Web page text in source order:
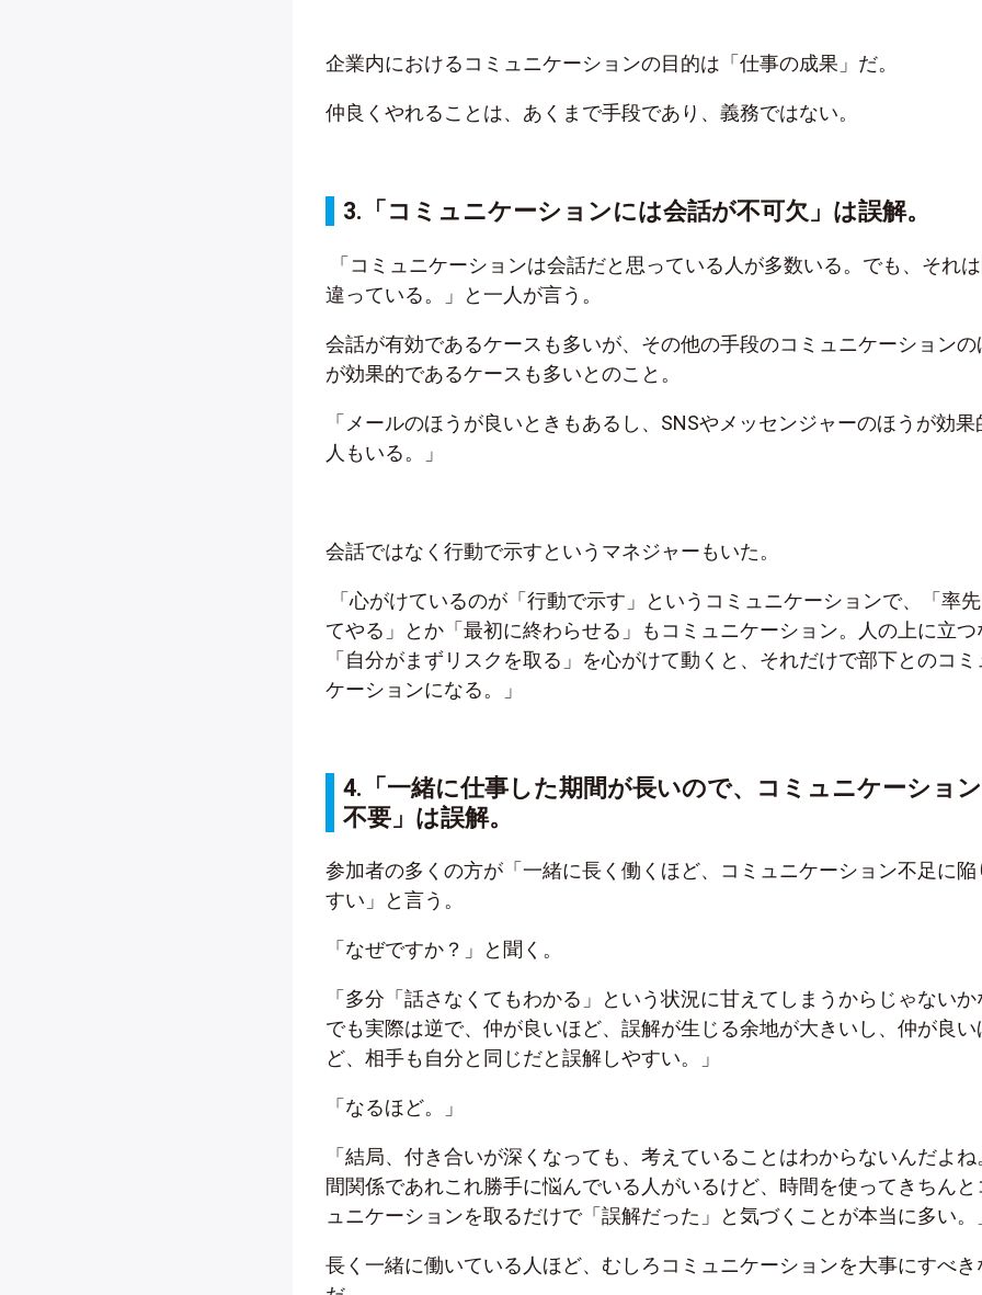
企業内におけるコミュニケーションの目的は「仕事の成果」だ。
仲良くやれることは、あくまで手段であり、義務ではない。
3.「 コミュニケーションには会話が不可欠」は誤解。
「コミュニケーションは会話だと思っている人が多数いる。 でも、それ
違っている。」と一人が言う。
会話が有効であるケースも多いが、その他の手段のコミュニケーションの
が効果的であるケースも多いとのこと。
「メールのほうが良いときもあるし、SNSやメッセンジャーのほうが効果
人もいる。」
会話ではなく行動で示すというマネジャーもいた。
「心がけているのが 「行動で示す」というコミュニケーションで、「率
てやる」とか「最初に終わらせる」もコミュニケーション。人の上に立つ
「自分がまずリスクを取る」を心がけて動くと、それだけで部下とのコミ
ケーションになる。」
4.「 一緒に仕事した期間が長いので、コミュニケーショ
不要」は誤解。
参加者の多くの方が「一緒に長く働くほど、コミュニケーション不足に陥
すい」と言う。
「なぜですか？」と聞く。
「多分「話さなくてもわかる」という状況に甘えてしまうからじゃないか
でも実際は逆で、仲が良いほど、誤解が生じる余地が大きいし、仲が良い
ど、相手も自分と同じだと誤解しやすい。」
「なるほど。」
「結局、付き合いが深くなっても、考えていることはわからないんだよね
間関係であれこれ勝手に悩んでいる人がいるけど、時間を使ってきちんと
ュニケーションを取るだけで「誤解だった」と気づくことが本当に多い。
長く一緒に働いている人ほど、むしろコミュニケーションを大事にすべき